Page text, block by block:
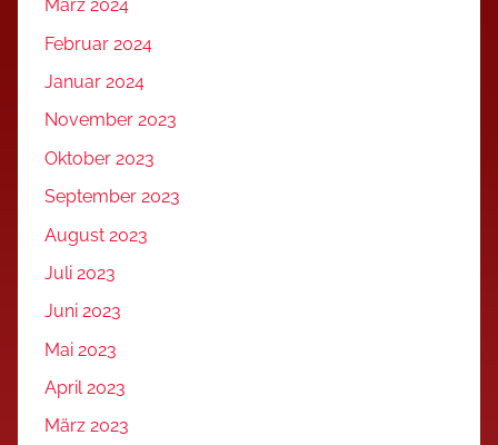
März 2024
Februar 2024
Januar 2024
November 2023
Oktober 2023
September 2023
August 2023
Juli 2023
Juni 2023
Mai 2023
April 2023
März 2023